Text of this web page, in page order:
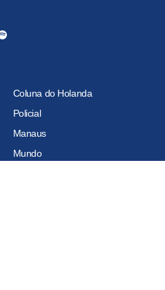
Coluna do Holanda
Policial
Manaus
Mundo